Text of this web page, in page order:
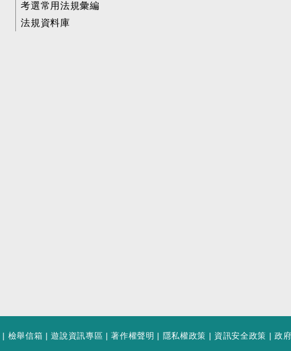
考選常用法規彙編
法規資料庫
| 檢舉信箱 |遊說資訊專區 |著作權聲明 | 隱私權政策 | 資訊安全政策 |政